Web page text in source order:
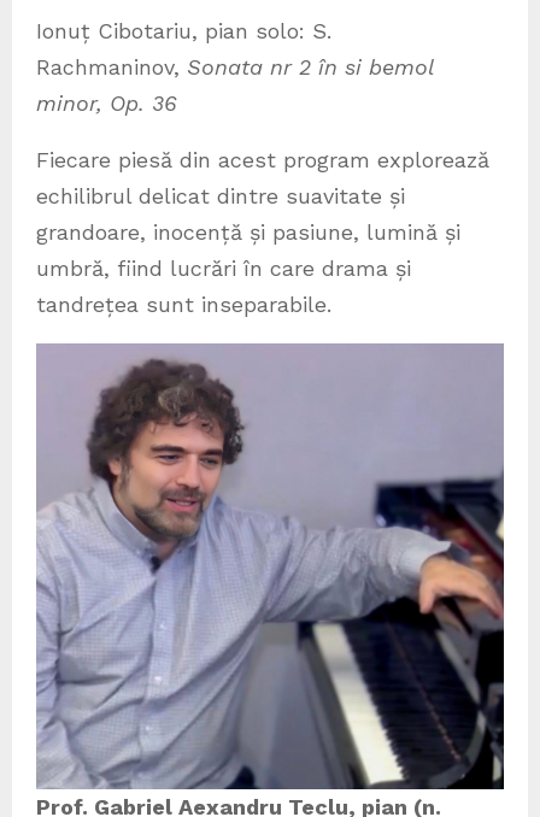
Ionuț Cibotariu, pian solo: S.
Rachmaninov, Sonata nr 2 în si bemol
minor, Op. 36
Fiecare piesă din acest program explorează
echilibrul delicat dintre suavitate și
grandoare, inocență și pasiune, lumină și
umbră, fiind lucrări în care drama și
tandrețea sunt inseparabile.
Prof. Gabriel Aexandru Teclu, pian (n.